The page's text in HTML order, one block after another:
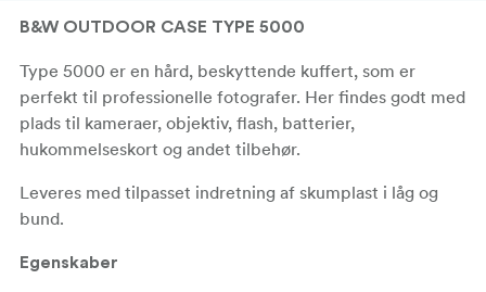
B&W OUTDOOR CASE TYPE 5000
Type 5000 er en hård, beskyttende kuffert, som er
perfekt til professionelle fotografer. Her findes godt med
plads til kameraer, objektiv, flash, batterier,
hukommelseskort og andet tilbehør.
Leveres med tilpasset indretning af skumplast i låg og
bund.
Egenskaber